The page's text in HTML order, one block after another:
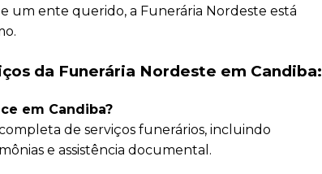
um ente querido, a Funerária Nordeste está
da Funerária Nordeste em Candiba:
em Candiba?
de serviços funerários, incluindo
e assistência documental.